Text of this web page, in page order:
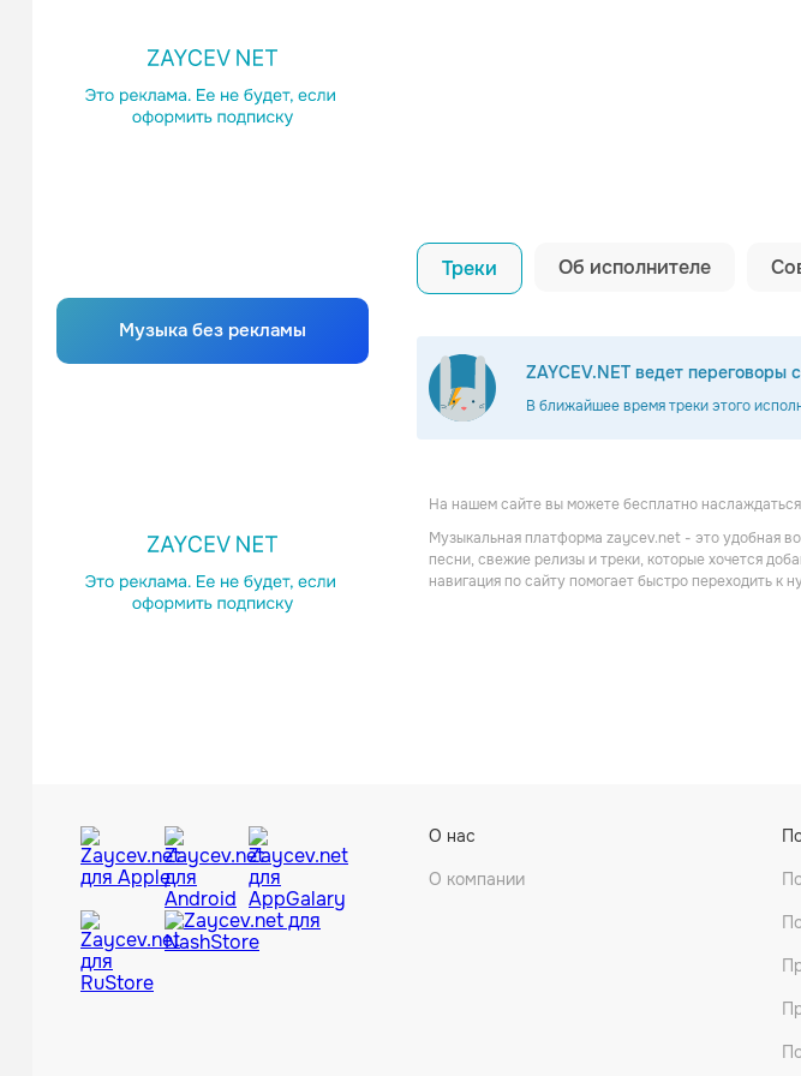
Музыка без рекламы
Треки Об исполнителе
ZAYCEV.NET ведет переговоры
В ближайшее время треки этого
Zeraphine
Рок
Weena
На нашем сайте вы можете бесплатно
Музыкальная платформа zaycev.net - это удобная
песни, свежие релизы и треки, которые хочется
навигация по сайту помогает быстро переходить
О нас
О компании